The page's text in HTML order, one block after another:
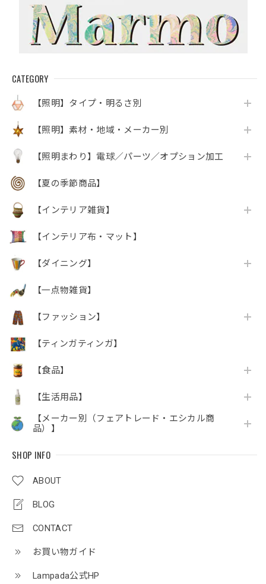
CATEGORY
【照明】タイプ・明るさ別
【照明】素材・地域・メーカー別
【照明まわり】電球／パーツ／オプション加工
【夏の季節商品】
【インテリア雑貨】
【インテリア布・マット】
【ダイニング】
【一点物雑貨】
【ファッション】
【ティンガティンガ】
【食品】
【生活用品】
【メーカー別（フェアトレード・エシカル商
品）】
SHOP INFO
ABOUT
BLOG
CONTACT
お買い物ガイド
Lampada公式HP